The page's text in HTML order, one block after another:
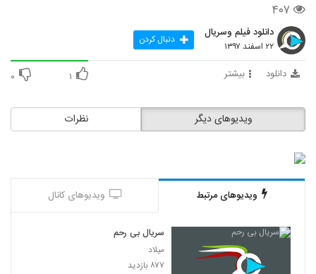
۴۰۷
دانلود فیلم وسریال
۲۲ اسفند ۱۳۹۷ دنبال کردن
دانلود بیشتر ۱ ۰
نظرات ویدیوهای دیگر
ویدیوهای مرتبط ویدیوهای کانال
سریال بی رحم
میلاد
۸۷۷ بازدید